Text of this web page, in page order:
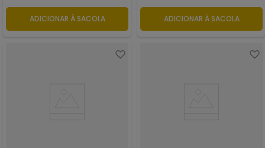
ADICIONAR À SACOLA ADICIONAR À SACOLA